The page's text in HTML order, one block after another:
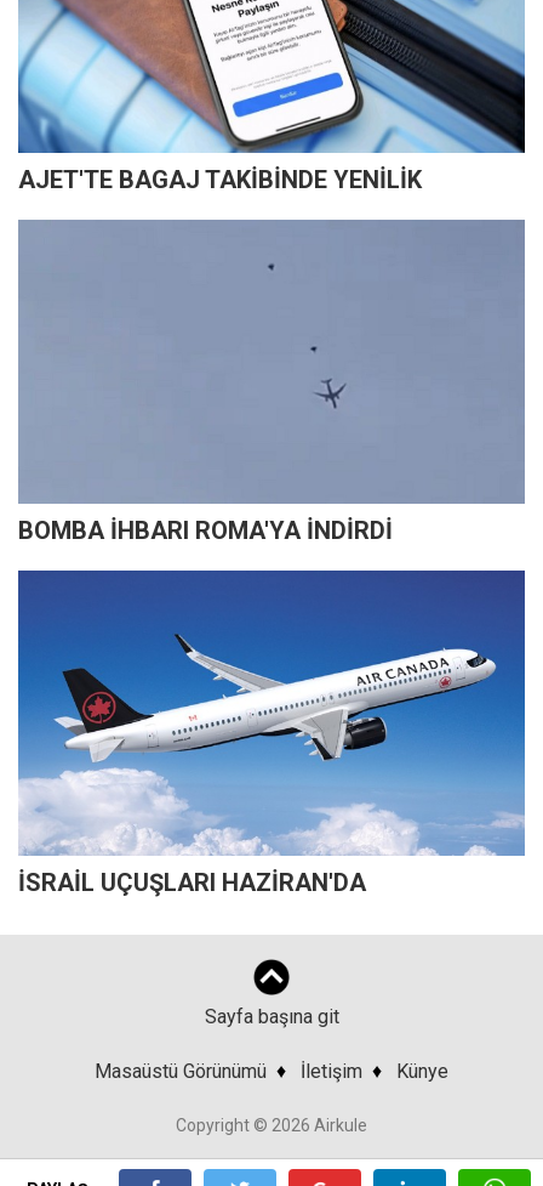
AJET'TE BAGAJ TAKİBİNDE YENİLİK
BOMBA İHBARI ROMA'YA İNDİRDİ
İSRAİL UÇUŞLARI HAZİRAN'DA
Sayfa başına git
Masaüstü Görünümü ♦ İletişim ♦ Künye
Copyright © 2026 Airkule